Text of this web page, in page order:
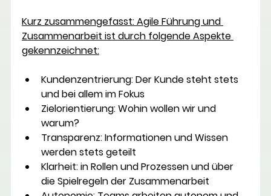
Kurz zusammengefasst: Agile Führung und
Zusammenarbeit ist durch folgende Aspekte
gekennzeichnet:
Kundenzentrierung: Der Kunde steht stets
und bei allem im Fokus
Zielorientierung: Wohin wollen wir und
warum?
Transparenz: Informationen und Wissen
werden stets geteilt
Klarheit: in Rollen und Prozessen und über
die Spielregeln der Zusammenarbeit